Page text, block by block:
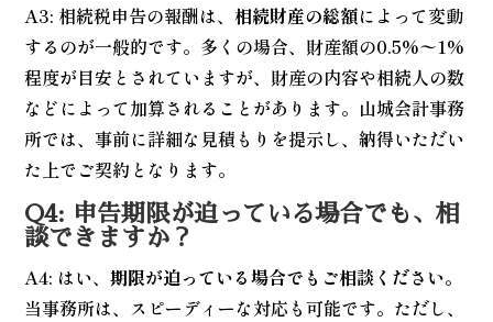
A3: 相続税申告の報酬は、相続財産の総額によって変動
するのが一般的です。多くの場合、財産額の0.5%〜1%
程度が目安とされていますが、財産の内容や相続人の数
などによって加算されることがあります。山城会計事務
所では、事前に詳細な見積もりを提示し、納得いただい
た上でご契約となります。
Q4: 申告期限が迫っている場合でも、相
談できますか？
A4: はい、期限が迫っている場合でもご相談ください。
当事務所は、スピーディーな対応も可能です。ただし、